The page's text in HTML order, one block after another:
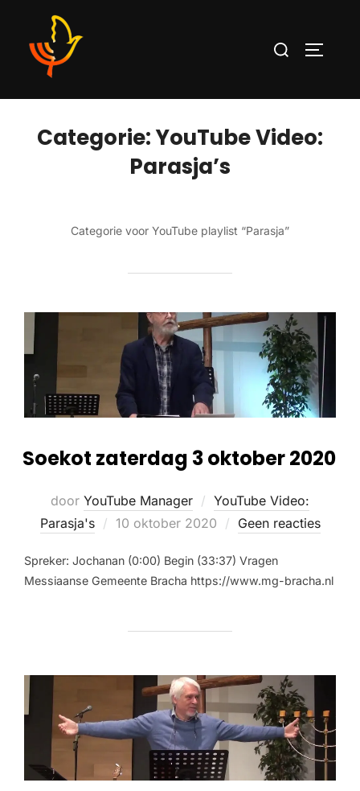
Categorie:YouTube Video:
Parasja’s
Categorie voor YouTube playlist “Parasja”
Soekot zaterdag 3 oktober 2020
door YouTube Manager
YouTube Video:
Parasja's
10 oktober 2020 Geen reacties
Spreker: Jochanan (0:00) Begin (33:37) Vragen
Messiaanse Gemeente Bracha https://www.mg-bracha.nl